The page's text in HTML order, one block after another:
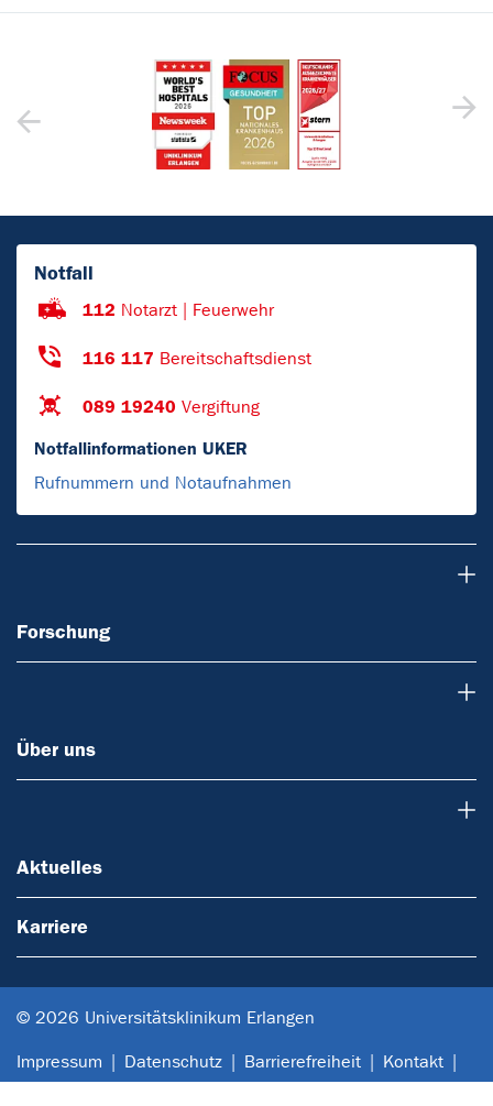
Notfall
112 Notarzt | Feuerwehr
116 117 Bereitschaftsdienst
089 19240 Vergiftung
Notfallinformationen UKER
Rufnummern und Notaufnahmen
Forschung
Über uns
Aktuelles
Karriere
© 2026 Universitätsklinikum Erlangen
Impressum Datenschutz Barrierefreiheit
Kontakt
Anfahrt
Sitemap Notfall